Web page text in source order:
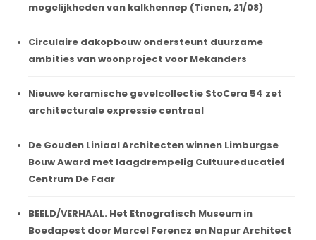
mogelijkheden van kalkhennep (Tienen, 21/08)
Circulaire dakopbouw ondersteunt duurzame
ambities van woonproject voor Mekanders
Nieuwe keramische gevelcollectie StoCera 54 zet
architecturale expressie centraal
De Gouden Liniaal Architecten winnen Limburgse
Bouw Award met laagdrempelig Cultuureducatief
Centrum De Faar
BEELD/VERHAAL. Het Etnografisch Museum in
Boedapest door Marcel Ferencz en Napur Architect